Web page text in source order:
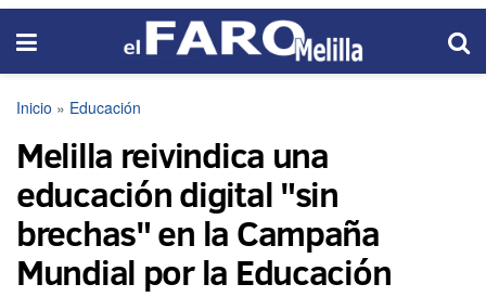
Inicio » Educación
Melilla reivindica una
educación digital "sin
brechas" en la Campaña
Mundial por la Educación